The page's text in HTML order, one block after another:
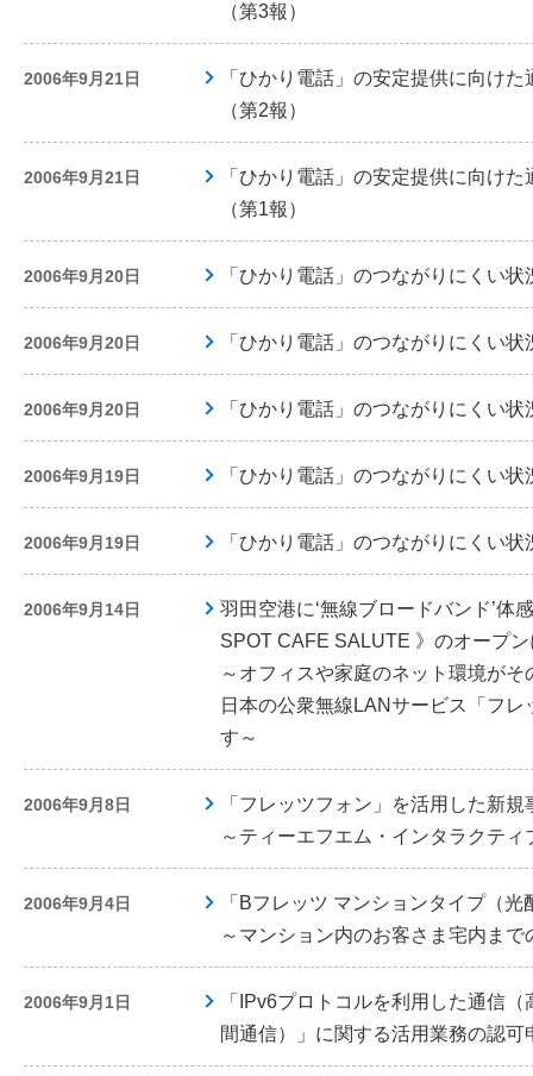
（第3報）
2006年9月21日
「ひかり電話」の安定提供に向け
（第2報）
2006年9月21日
「ひかり電話」の安定提供に向け
（第1報）
2006年9月20日 「ひかり電話」のつながりにくい
2006年9月20日 「ひかり電話」のつながりにくい
2006年9月20日 「ひかり電話」のつながりにくい
2006年9月19日 「ひかり電話」のつながりにくい
2006年9月19日 「ひかり電話」のつながりにくい
2006年9月14日
羽田空港に‘無線ブロードバンド’体
SPOT CAFE SALUTE 》のオープ
～オフィスや家庭のネット環境が
日本の公衆無線LANサービス「フ
す～
2006年9月8日
「フレッツフォン」を活用した新
～ティーエフエム・インタラクテ
2006年9月4日
「Bフレッツ マンションタイプ（
～マンション内のお客さま宅内ま
2006年9月1日
「IPv6プロトコルを利用した通信
間通信）」に関する活用業務の認可